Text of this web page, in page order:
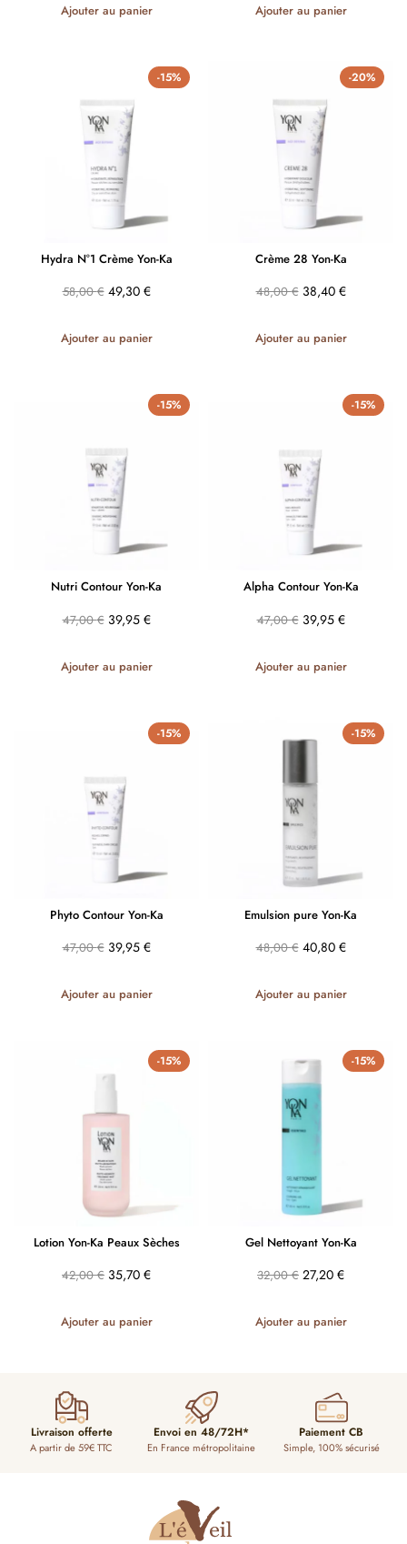
Ajouter au panier Ajouter au panier
-15%
Hydra N°1 Crème Yon-Ka
58,00€ 49,30 €
Ajouter au panier
-20%
Crème 28 Yon-Ka
48,00€ 38,40 €
Ajouter au panier
-15%
Nutri Contour Yon-Ka
47,00€ 39,95 €
Ajouter au panier
-15%
Alpha Contour Yon-Ka
47,00€ 39,95 €
Ajouter au panier
-15%
Phyto Contour Yon-Ka
47,00€ 39,95 €
Ajouter au panier
-15%
Emulsion pure Yon-Ka
48,00€ 40,80 €
Ajouter au panier
-15%
Lotion Yon-Ka Peaux Sèches
42,00€ 35,70 €
Ajouter au panier
-15%
Gel Nettoyant Yon-Ka
32,00€ 27,20 €
Ajouter au panier
Livraison offerte
A partir de 59€ TTC
Envoi en 48/72H*
En France métropolitaine
Paiement CB
Simple, 100% sécurisé